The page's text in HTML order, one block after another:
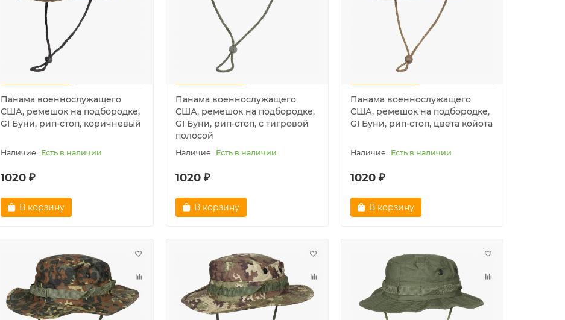
Панама военнослужащего
США, ремешок на подбородке,
GI Буни, рип-стоп, коричневый
Есть в наличии
1020 ₽
В корзину
Панама военнослужащего
США, ремешок на подбородке,
GI Буни, рип-стоп, с тигровой
полосой
Есть в наличии
1020 ₽
В корзину
Панама военнослужащего
США, ремешок на подбородке,
GI Буни, рип-стоп, цвета койота
Есть в наличии
1020 ₽
В корзину